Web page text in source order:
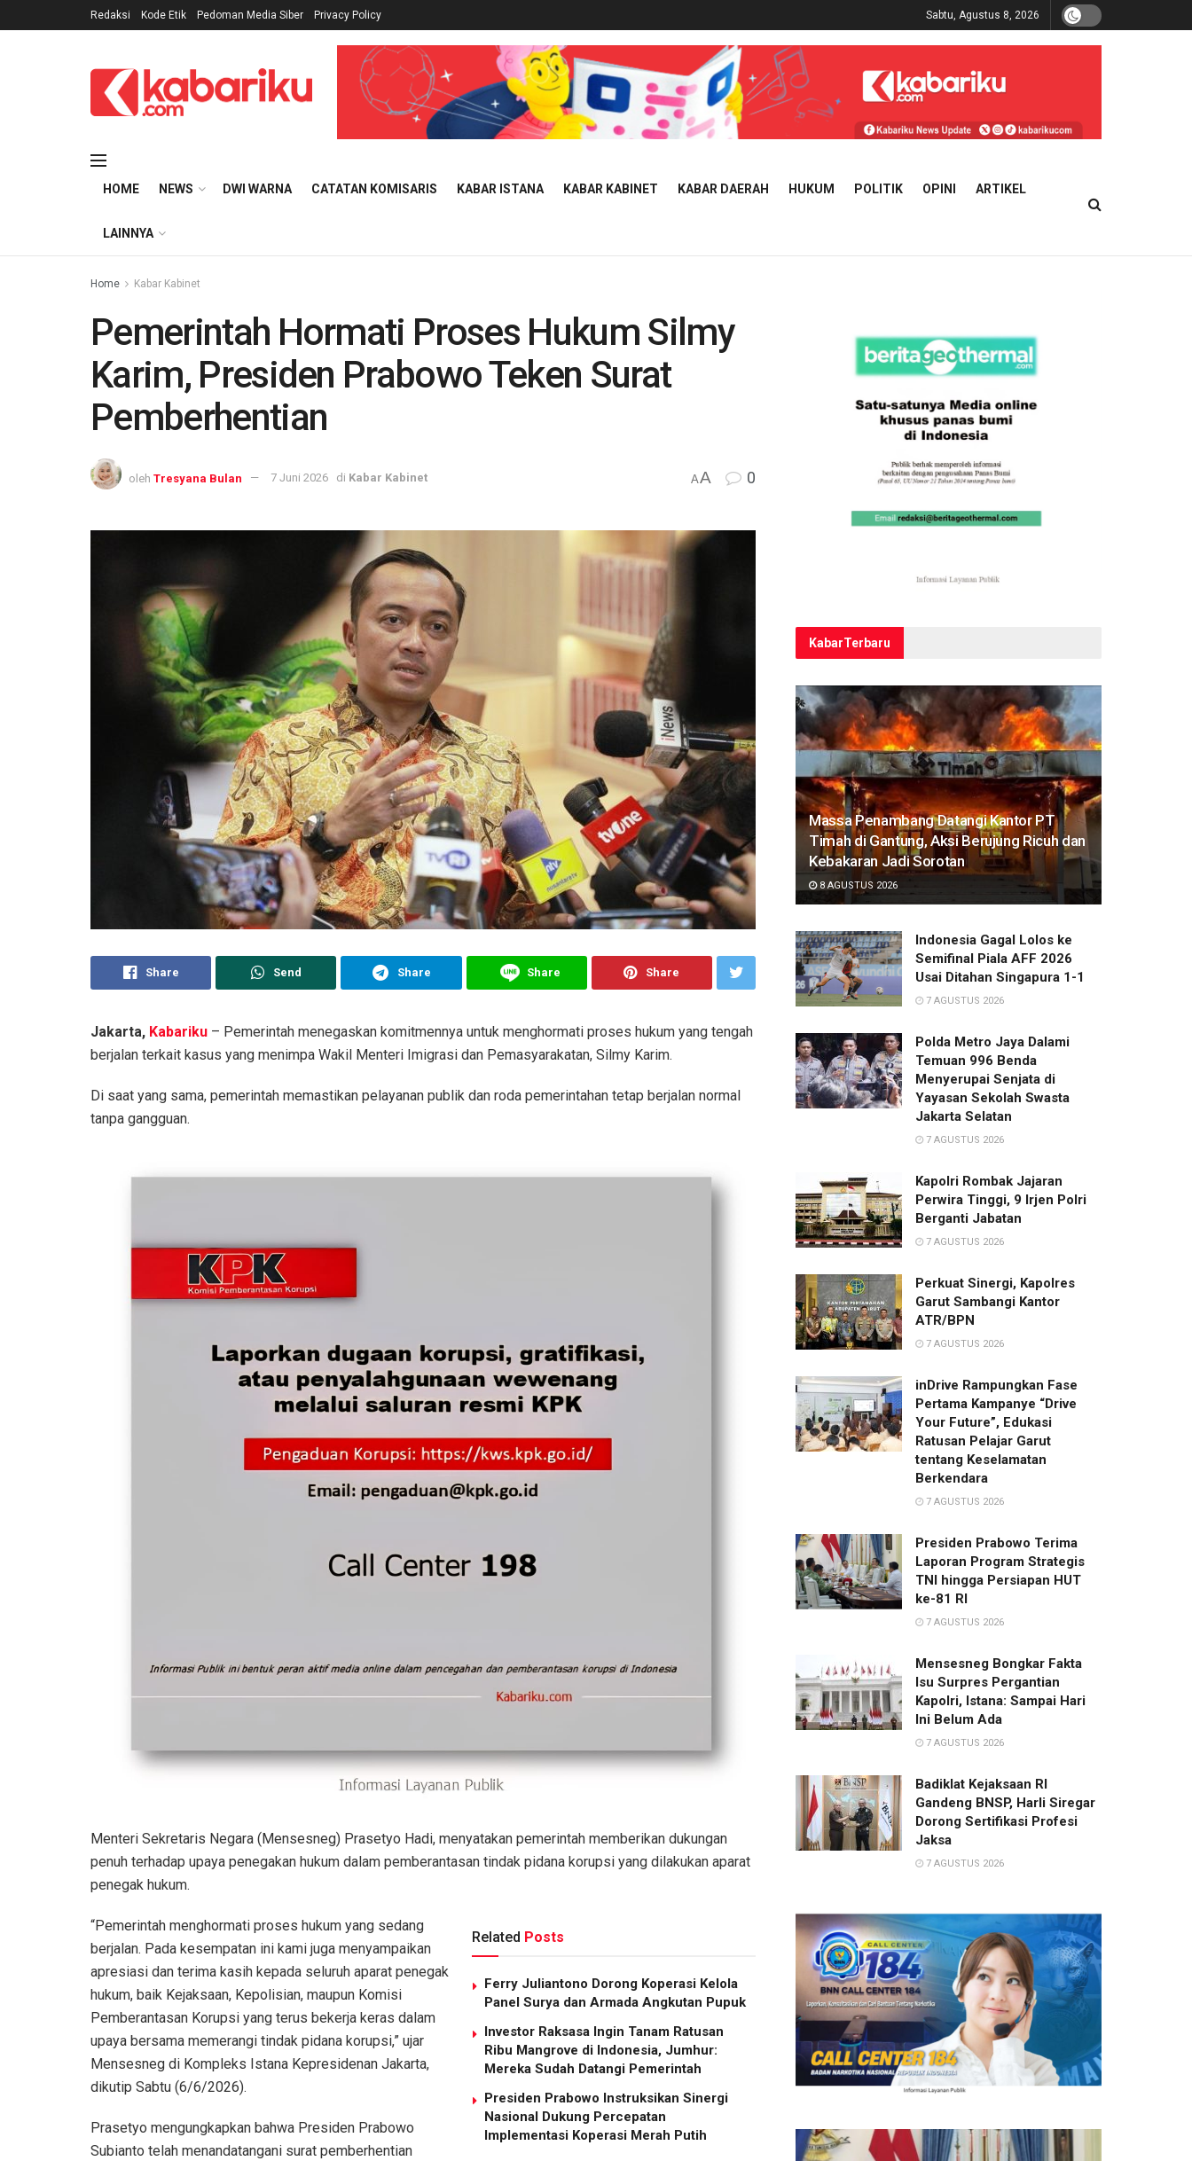
Redaksi Kode Etik Pedoman Media Siber Privacy Policy Sabtu, Agustus 8, 2026
HOME NEWS DWI WARNA CATATAN KOMISARIS KABAR ISTANA KABAR KABINET KABAR DAERAH HUKUM POLITIK OPINI ARTIKEL
LAINNYA
Home Kabar Kabinet
Pemerintah Hormati Proses Hukum Silmy
Karim, Presiden Prabowo Teken Surat
Pemberhentian
oleh Tresyana Bulan 7 Juni 2026 di Kabar Kabinet AA 0
Share Send Share Share Share
Jakarta, Kabariku – Pemerintah menegaskan komitmennya untuk menghormati proses hukum yang tengah
berjalan terkait kasus yang menimpa Wakil Menteri Imigrasi dan Pemasyarakatan, Silmy Karim.
Di saat yang sama, pemerintah memastikan pelayanan publik dan roda pemerintahan tetap berjalan normal
tanpa gangguan.
Menteri Sekretaris Negara (Mensesneg) Prasetyo Hadi, menyatakan pemerintah memberikan dukungan
penuh terhadap upaya penegakan hukum dalam pemberantasan tindak pidana korupsi yang dilakukan aparat
penegak hukum.
Related Posts
Ferry Juliantono Dorong Koperasi Kelola
Panel Surya dan Armada Angkutan Pupuk
Investor Raksasa Ingin Tanam Ratusan
Ribu Mangrove di Indonesia, Jumhur:
Mereka Sudah Datangi Pemerintah
Presiden Prabowo Instruksikan Sinergi
Nasional Dukung Percepatan
Implementasi Koperasi Merah Putih
“Pemerintah menghormati proses hukum yang sedang
berjalan. Pada kesempatan ini kami juga menyampaikan
apresiasi dan terima kasih kepada seluruh aparat penegak
hukum, baik Kejaksaan, Kepolisian, maupun Komisi
Pemberantasan Korupsi yang terus bekerja keras dalam
upaya bersama memerangi tindak pidana korupsi,” ujar
Mensesneg di Kompleks Istana Kepresidenan Jakarta,
dikutip Sabtu (6/6/2026).
Prasetyo mengungkapkan bahwa Presiden Prabowo
Subianto telah menandatangani surat pemberhentian
KabarTerbaru
Massa Penambang Datangi Kantor PT
Timah di Gantung, Aksi Berujung Ricuh dan
Kebakaran Jadi Sorotan
8 AGUSTUS 2026
Indonesia Gagal Lolos ke
Semifinal Piala AFF 2026
Usai Ditahan Singapura 1-1
7 AGUSTUS 2026
Polda Metro Jaya Dalami
Temuan 996 Benda
Menyerupai Senjata di
Yayasan Sekolah Swasta
Jakarta Selatan
7 AGUSTUS 2026
Kapolri Rombak Jajaran
Perwira Tinggi, 9 Irjen Polri
Berganti Jabatan
7 AGUSTUS 2026
Perkuat Sinergi, Kapolres
Garut Sambangi Kantor
ATR/BPN
7 AGUSTUS 2026
inDrive Rampungkan Fase
Pertama Kampanye “Drive
Your Future”, Edukasi
Ratusan Pelajar Garut
tentang Keselamatan
Berkendara
7 AGUSTUS 2026
Presiden Prabowo Terima
Laporan Program Strategis
TNI hingga Persiapan HUT
ke-81 RI
7 AGUSTUS 2026
Mensesneg Bongkar Fakta
Isu Surpres Pergantian
Kapolri, Istana: Sampai Hari
Ini Belum Ada
7 AGUSTUS 2026
Badiklat Kejaksaan RI
Gandeng BNSP, Harli Siregar
Dorong Sertifikasi Profesi
Jaksa
7 AGUSTUS 2026